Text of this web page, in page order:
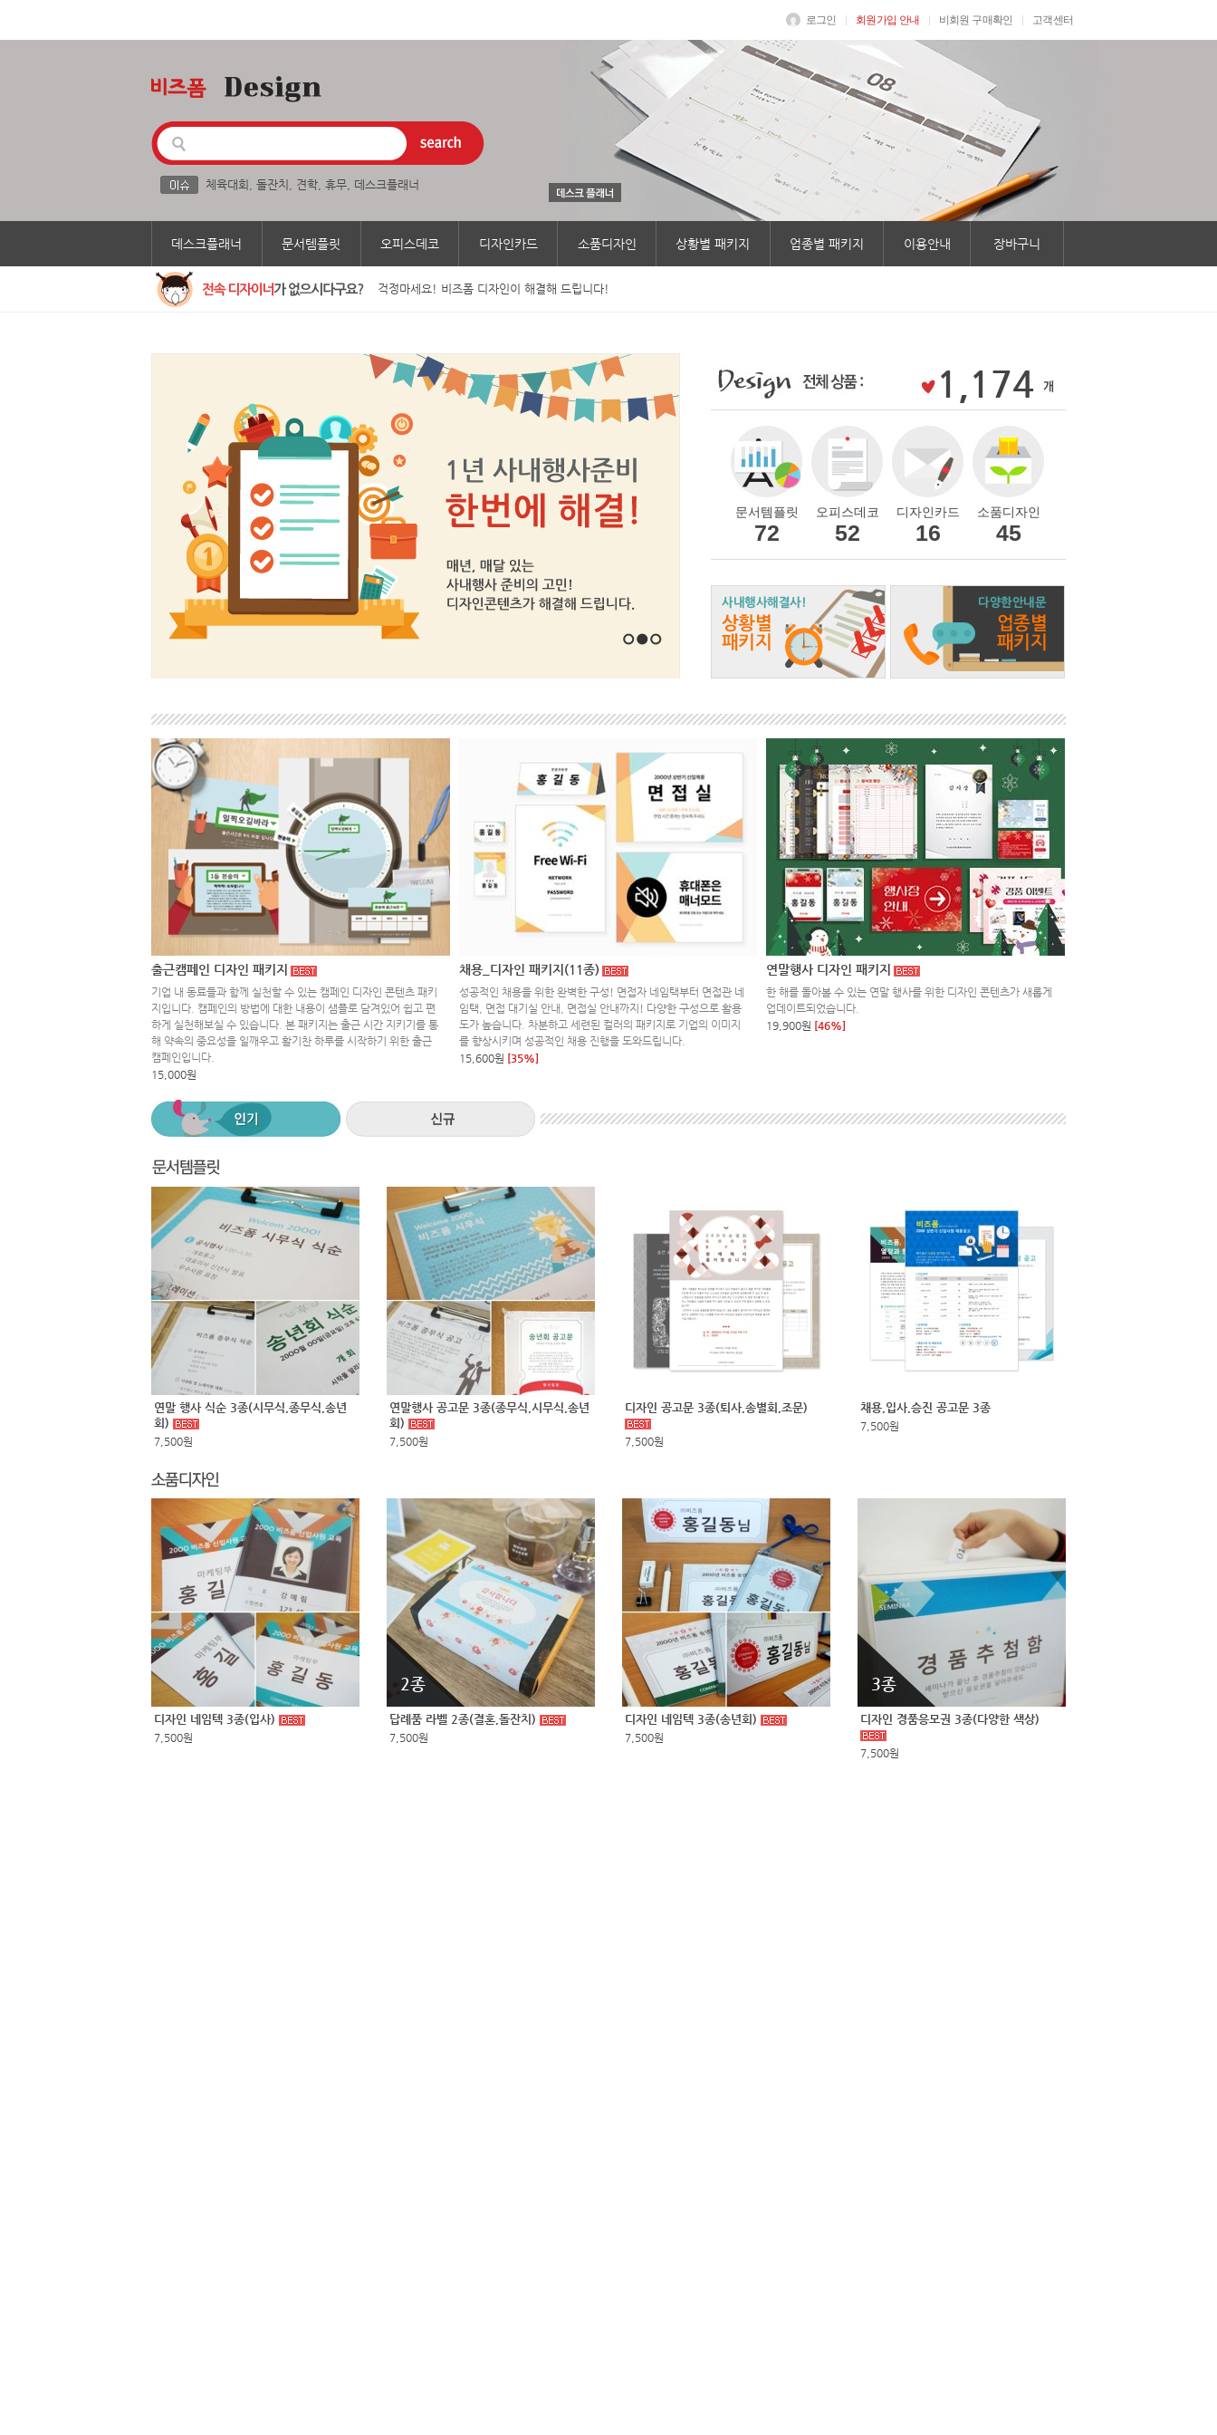
로그인 회원가입 안내 비회원 구매확인 고객센터
체육대회 돌잔치 견학 휴무 데스크플래너
데스크플래너 문서템플릿 오피스데코 디자인카드 소품디자인 상황별 패키지 업종별 패키지 이용안내 장바구니
걱정마세요! 비즈폼 디자인이 해결해 드립니다!
1,174
문서템플릿
72
오피스데코
52
디자인카드
16
소품디자인
45
출근캠페인 디자인 패키지
기업 내 동료들과 함께 실천할 수 있는 캠페인 디자인 콘텐츠 패키
지입니다. 캠페인의 방법에 대한 내용이 샘플로 담겨있어 쉽고 편
하게 실천해보실 수 있습니다. 본 패키지는 출근 시간 지키기를 통
해 약속의 중요성을 일깨우고 활기찬 하루를 시작하기 위한 출근
캠페인입니다.
15,000원
채용_디자인 패키지(11종)
성공적인 채용을 위한 완벽한 구성! 면접자 네임택부터 면접관 네
임택, 면접 대기실 안내, 면접실 안내까지! 다양한 구성으로 활용
도가 높습니다. 차분하고 세련된 컬러의 패키지로 기업의 이미지
를 향상시키며 성공적인 채용 진행을 도와드립니다.
15,600원 [35%]
연말행사 디자인 패키지
한 해를 돌아볼 수 있는 연말 행사를 위한 디자인 콘텐츠가 새롭게
업데이트되었습니다.
19,900원 [46%]
연말 행사 식순 3종(시무식,종무식,송년
회)
7,500원
연말행사 공고문 3종(종무식,시무식,송년
회)
7,500원
디자인 공고문 3종(퇴사,송별회,조문)
7,500원
채용,입사,승진 공고문 3종
7,500원
디자인 네임텍 3종(입사)
7,500원
2종
답례품 라벨 2종(결혼,돌잔치)
7,500원
디자인 네임텍 3종(송년회)
7,500원
3종
디자인 경품응모권 3종(다양한 색상)
7,500원